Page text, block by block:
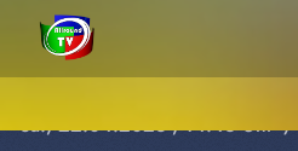
Sa., 22.04.2023, 14:46 Uhr /